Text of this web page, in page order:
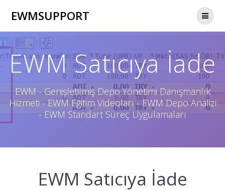
EWMSUPPORT
EWM Satıcıya İade
EWM - Genişletilmiş Depo Yönetimi Danışmanlık
Hizmeti - EWM Eğitim Videoları - EWM Depo Analizi
- EWM Standart Süreç Uygulamaları
EWM Satıcıya İade